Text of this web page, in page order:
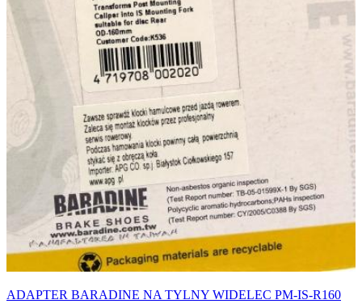
ADAPTER BARADINE NA TYLNY WIDELEC PM-IS-R160